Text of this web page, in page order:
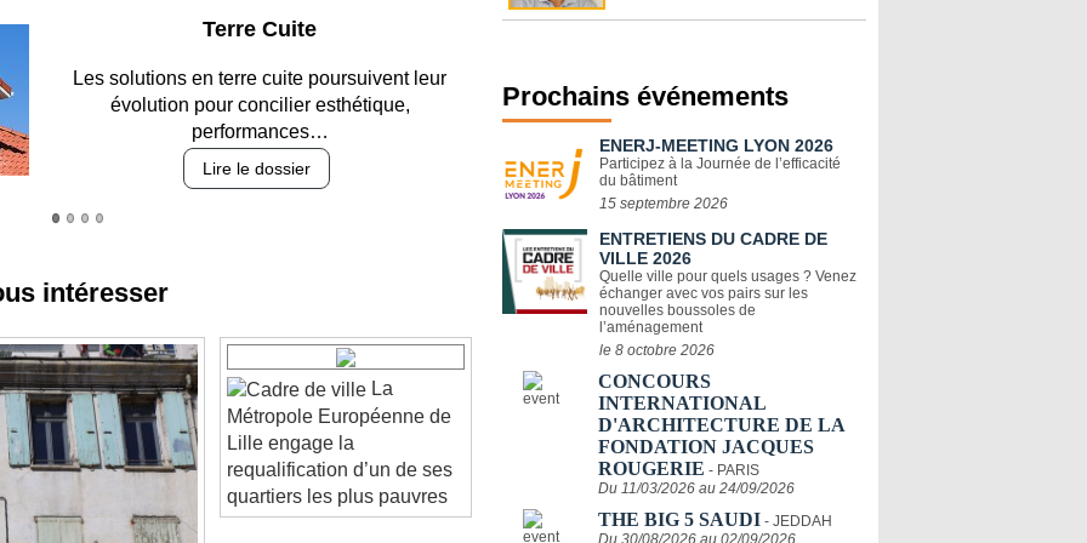
Parking et garages
Entre circulation, sécurisation des accès, durabilité
des revêtements et intégration…
Lire le dossier
Métropole Européenne de
Lille engage la
requalification d’un de ses
quartiers les plus pauvres
Prochains événements
ENERJ-MEETING LYON 2026
Participez à la Journée de l’efficacité
du bâtiment
15 septembre 2026
ENTRETIENS DU CADRE DE
VILLE 2026
Quelle ville pour quels usages ? Venez
échanger avec vos pairs sur les
nouvelles boussoles de
l’aménagement
le 8 octobre 2026
CONCOURS
INTERNATIONAL
D'ARCHITECTURE DE LA
FONDATION JACQUES
ROUGERIE - PARIS
Du 11/03/2026 au 24/09/2026
THE BIG 5 SAUDI - JEDDAH
Du 30/08/2026 au 02/09/2026